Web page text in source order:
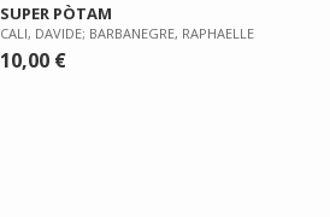
SUPER PÒTAM
CALI, DAVIDE; BARBANEGRE, RAPHAELLE
10,00 €